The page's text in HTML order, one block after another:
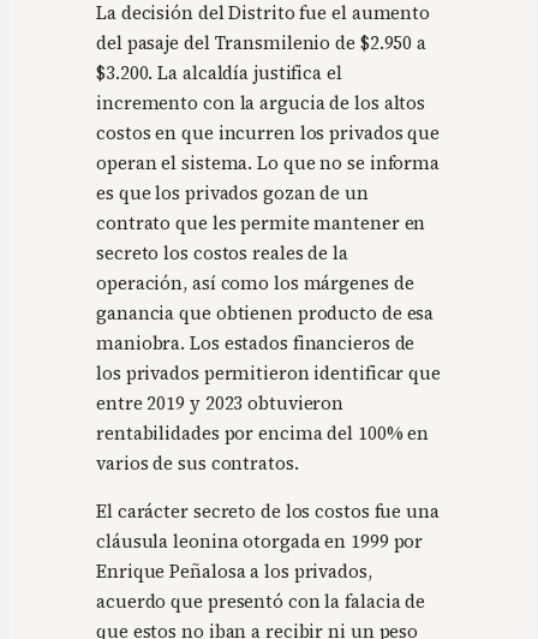
La decisión del Distrito fue el aumento
del pasaje del Transmilenio de $2.950 a
$3.200. La alcaldía justifica el
incremento con la argucia de los altos
costos en que incurren los privados que
operan el sistema. Lo que no se informa
es que los privados gozan de un
contrato que les permite mantener en
secreto los costos reales de la
operación, así como los márgenes de
ganancia que obtienen producto de esa
maniobra. Los estados financieros de
los privados permitieron identificar que
entre 2019 y 2023 obtuvieron
rentabilidades por encima del 100% en
varios de sus contratos.
El carácter secreto de los costos fue una
cláusula leonina otorgada en 1999 por
Enrique Peñalosa a los privados,
acuerdo que presentó con la falacia de
que estos no iban a recibir ni un peso